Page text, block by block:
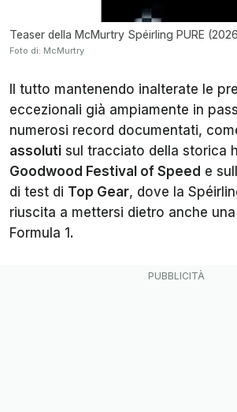
Teaser della McMurtry Spéirling PURE
Foto di: McMurtry
Il tutto mantenendo inalterate le
eccezionali già ampiamente in
numerosi record documentati,
assoluti sul tracciato della storica
Goodwood Festival of Speed e
di test di Top Gear, dove la
riuscita a mettersi dietro anche
Formula 1.